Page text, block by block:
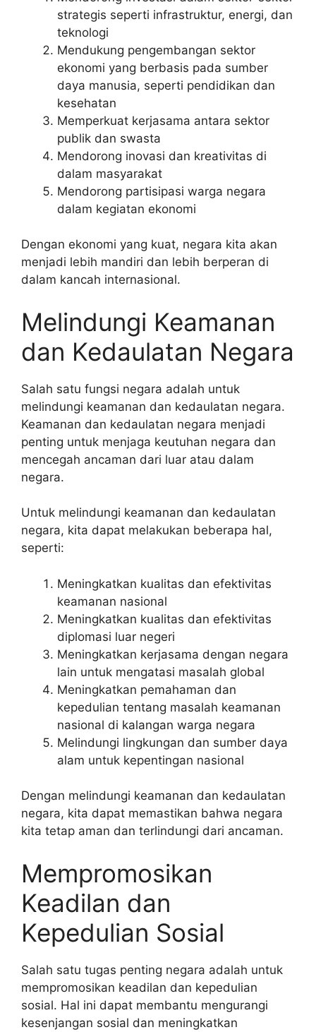
strategis seperti infrastruktur, energi, dan
teknologi
Mendukung pengembangan sektor
ekonomi yang berbasis pada sumber
daya manusia, seperti pendidikan dan
kesehatan
Memperkuat kerjasama antara sektor
publik dan swasta
Mendorong inovasi dan kreativitas di
dalam masyarakat
Mendorong partisipasi warga negara
dalam kegiatan ekonomi
Dengan ekonomi yang kuat, negara kita akan
menjadi lebih mandiri dan lebih berperan di
dalam kancah internasional.
Melindungi Keamanan
dan Kedaulatan Negara
Salah satu fungsi negara adalah untuk
melindungi keamanan dan kedaulatan negara.
Keamanan dan kedaulatan negara menjadi
penting untuk menjaga keutuhan negara dan
mencegah ancaman dari luar atau dalam
negara.
Untuk melindungi keamanan dan kedaulatan
negara, kita dapat melakukan beberapa hal,
seperti:
Meningkatkan kualitas dan efektivitas
keamanan nasional
Meningkatkan kualitas dan efektivitas
diplomasi luar negeri
Meningkatkan kerjasama dengan negara
lain untuk mengatasi masalah global
Meningkatkan pemahaman dan
kepedulian tentang masalah keamanan
nasional di kalangan warga negara
Melindungi lingkungan dan sumber daya
alam untuk kepentingan nasional
Dengan melindungi keamanan dan kedaulatan
negara, kita dapat memastikan bahwa negara
kita tetap aman dan terlindungi dari ancaman.
Mempromosikan
Keadilan dan
Kepedulian Sosial
Salah satu tugas penting negara adalah untuk
mempromosikan keadilan dan kepedulian
sosial. Hal ini dapat membantu mengurangi
kesenjangan sosial dan meningkatkan